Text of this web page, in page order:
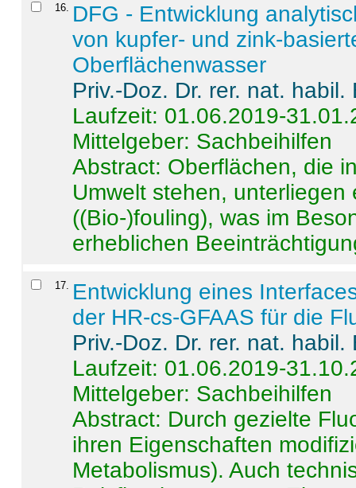
16
DFG - Entwicklung
von kupfer- und zink-
Oberflächenwasser
Priv.-Doz. Dr. rer. nat.
Laufzeit: 01.06.2019-
Mittelgeber: Sachbeihilfen
Abstract: Oberflächen, die
Umwelt stehen,
((Bio-)fouling), was im
erheblichen
17
Entwicklung eines
der HR-cs-GFAAS für die
Priv.-Doz. Dr. rer. nat.
Laufzeit: 01.06.2019-
Mittelgeber: Sachbeihilfen
Abstract: Durch gezielte
ihren Eigenschaften
Metabolismus). Auch